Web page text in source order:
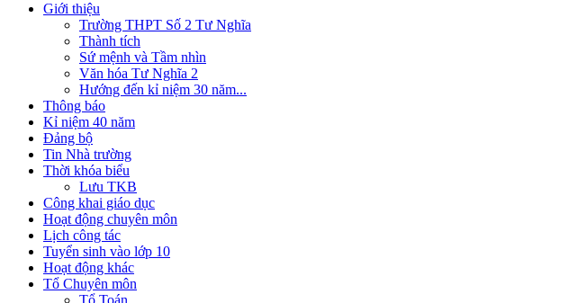
Giới thiệu
Trường THPT Số 2 Tư Nghĩa
Thành tích
Sứ mệnh và Tầm nhìn
Văn hóa Tư Nghĩa 2
Hướng đến kỉ niệm 30 năm...
Thông báo
Kỉ niệm 40 năm
Đảng bộ
Tin Nhà trường
Thời khóa biểu
Lưu TKB
Công khai giáo dục
Hoạt động chuyên môn
Lịch công tác
Tuyển sinh vào lớp 10
Hoạt động khác
Tổ Chuyên môn
Tổ Toán